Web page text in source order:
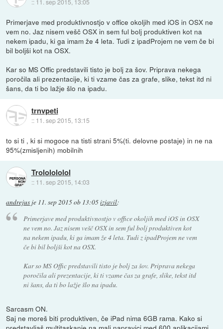
:: 11. sep 2015, 13:05
Primerjave med produktivnostjo v office okoljih med iOS in OSX ne
vem no. Jaz nisem vešč OSX in sem ful bolj produktiven kot na
nekem ipadu, ki ga imam že 4 leta. Tudi z ipadProjem ne vem če bi
bil boljši kot na OSX.
Kar so MS Offic predstavili tisto je bolj za šov. Priprava nekega
poročila ali prezentacije, ki ti vzame čas za grafe, slike, tekst itd ni
šans, da ti bo lažje šlo na ipadu.
trnvpeti
:: 11. sep 2015, 13:15
to si ti , ki si mogoce na tisti strani 5%(ti. delovne postaje) in ne na
95%(zmisljenih) mobilnih
Trololololol
:: 11. sep 2015, 14:03
andrejus je 11. sep 2015 ob 13:05izjavil:
Primerjave med produktivnostjo v office okoljih med iOS in OSX
ne vem no. Jaz nisem vešč OSX in sem ful bolj produktiven kot
na nekem ipadu, ki ga imam že 4 leta. Tudi z ipadProjem ne vem
če bi bil boljši kot na OSX.
Kar so MS Offic predstavili tisto je bolj za šov. Priprava nekega
poročila ali prezentacije, ki ti vzame čas za grafe, slike, tekst itd
ni šans, da ti bo lažje šlo na ipadu.
Sarcasm ON.
Saj ne moreš biti produktiven, če iPad nima 6GB rama. Kako si